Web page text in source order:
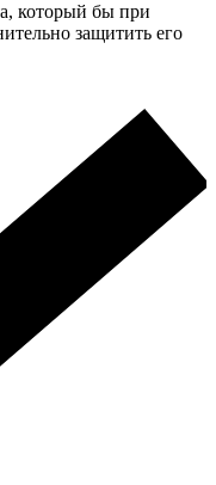
который бы при
защитить его